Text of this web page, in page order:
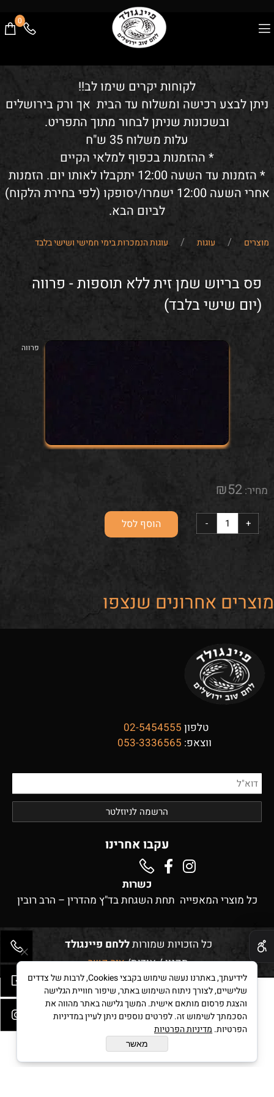
0
לקוחות יקרים שימו לב!!
ניתן לבצע רכישה ומשלוח עד הבית אך ורק בירושלים
ובשכונות שניתן לבחור מתוך התפריט.
עלות משלוח 35 ש"ח
* ההזמנות בכפוף למלאי הקיים
* הזמנות עד השעה 12:00 יתקבלו לאותו יום. הזמנות
אחרי השעה 12:00 ישמרו/יסופקו (לפי בחירת הלקוח)
לביום הבא.
מוצרים / עוגות / עוגות הנמכרות בימי חמישי ושישי בלבד
פס בריוש שמן זית ללא תוספות - פרווה
(יום שישי בלבד)
פרווה
מחיר: ₪52
הוסף לסל
מוצרים אחרונים שנצפו
טלפון 02-5454555
ווצאפ: 053-3336565
עקבו אחרינו
כשרות
כל מוצרי המאפייה תחת השגחת בד"ץ מהדרין – הרב רובין
כל הזכויות שמורותללחם פיינגולד
תקנון/אודות/צור קשר
בניית אתרים
לידיעתך, באתרנו נעשה שימוש בקבצי Cookies, לרבות של צדדים
שלישיים, לצורך ניתוח השימוש באתר, שיפור חוויית הגלישה
והצגת פרסום מותאם אישית. המשך גלישה באתר מהווה את
הסכמתך לשימוש זה. לפרטים נוספים ניתן לעיין במדיניות
הפרטיות. מדיניות הפרטיות
מאשר